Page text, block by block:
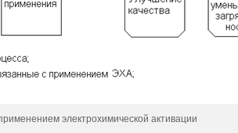
электрохимической активации